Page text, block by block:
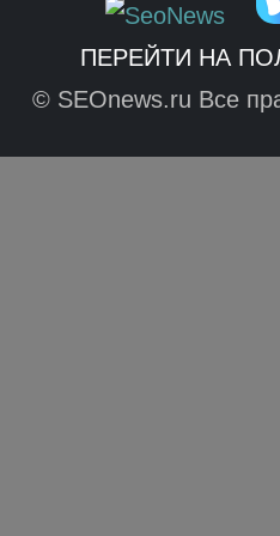
ПЕРЕЙТИ НА
© SEOnews.ru Все